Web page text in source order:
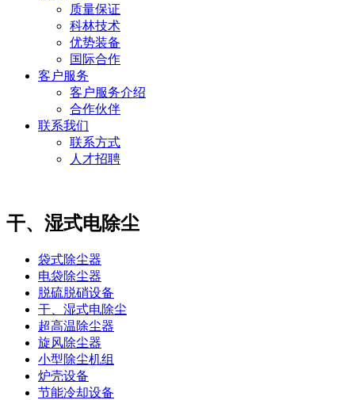
质量保证
科林技术
优势装备
国际合作
客户服务
客户服务介绍
合作伙伴
联系我们
联系方式
人才招聘
干、湿式电除尘
袋式除尘器
电袋除尘器
脱硫脱硝设备
干、湿式电除尘
超高温除尘器
旋风除尘器
小型除尘机组
炉壳设备
节能冷却设备